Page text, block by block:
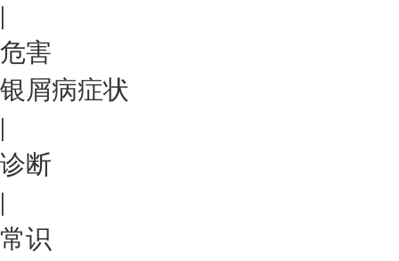
|
危害
银屑病症状
|
诊断
|
常识